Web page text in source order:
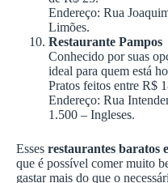
Endereço: Rua
Limões.
Restaurante Pampos
Conhecido por suas
ideal para quem está
Pratos feitos entre R$
Endereço: Rua
1.500 – Ingleses.
Esses restaurantes baratos
que é possível comer muito
gastar mais do que o